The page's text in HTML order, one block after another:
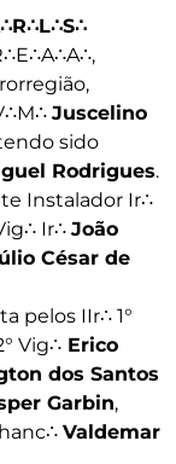
Juscelino
sido
Rodrigues.
Instalador Ir∴
Ir∴ João
César de
pelos IIr∴ 1°
Vig∴ Erico
dos Santos
Garbin,
Valdemar